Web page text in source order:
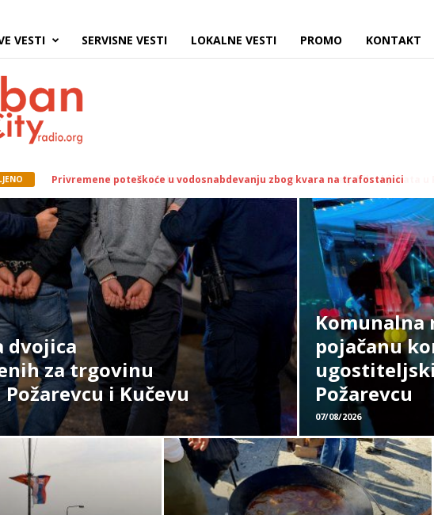
VESTI SERVISNE VESTI LOKALNE VESTI PROMO KONTAKT
Komunalna milicija kreće u pojačanu kontrolu ugostiteljskih objekata u
dvojica
za trgovinu
i Kučevu
Komunalna
pojačanu
Požarevcu
07/08/2026